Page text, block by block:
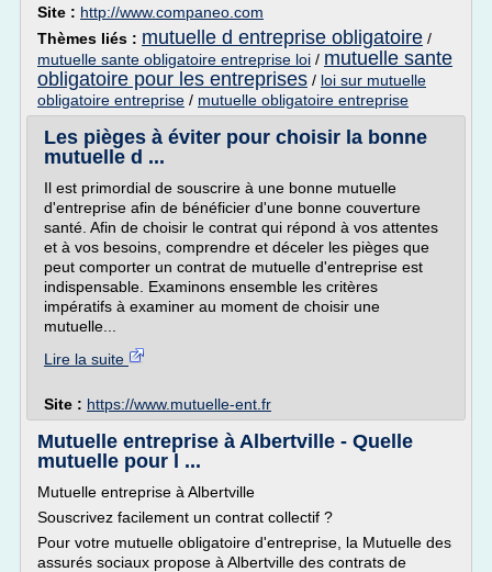
Site : http://www.companeo.com
Thèmes liés : mutuelle d entreprise obligatoire /
mutuelle sante obligatoire entreprise loi / mutuelle sante
obligatoire pour les entreprises / loi sur mutuelle
obligatoire entreprise / mutuelle obligatoire entreprise
Les pièges à éviter pour choisir la bonne
mutuelle d ...
Il est primordial de souscrire à une bonne mutuelle
d'entreprise afin de bénéficier d'une bonne couverture
santé. Afin de choisir le contrat qui répond à vos attentes
et à vos besoins, comprendre et déceler les pièges que
peut comporter un contrat de mutuelle d'entreprise est
indispensable. Examinons ensemble les critères
impératifs à examiner au moment de choisir une
mutuelle...
Lire la suite
Site : https://www.mutuelle-ent.fr
Mutuelle entreprise à Albertville - Quelle
mutuelle pour l ...
Mutuelle entreprise à Albertville
Souscrivez facilement un contrat collectif ?
Pour votre mutuelle obligatoire d'entreprise, la Mutuelle des
assurés sociaux propose à Albertville des contrats de